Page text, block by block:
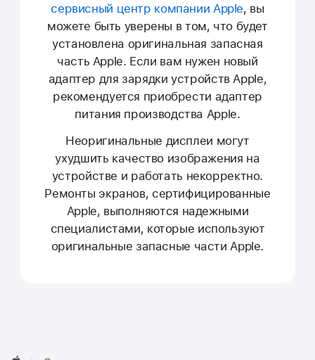
сервисный центр компании Apple, вы
можете быть уверены в том, что будет
установлена оригинальная запасная
часть Apple. Если вам нужен новый
адаптер для зарядки устройств Apple,
рекомендуется приобрести адаптер
питания производства Apple.
Неоригинальные дисплеи могут
ухудшить качество изображения на
устройстве и работать некорректно.
Ремонты экранов, сертифицированные
Apple, выполняются надежными
специалистами, которые используют
оригинальные запасные части Apple.